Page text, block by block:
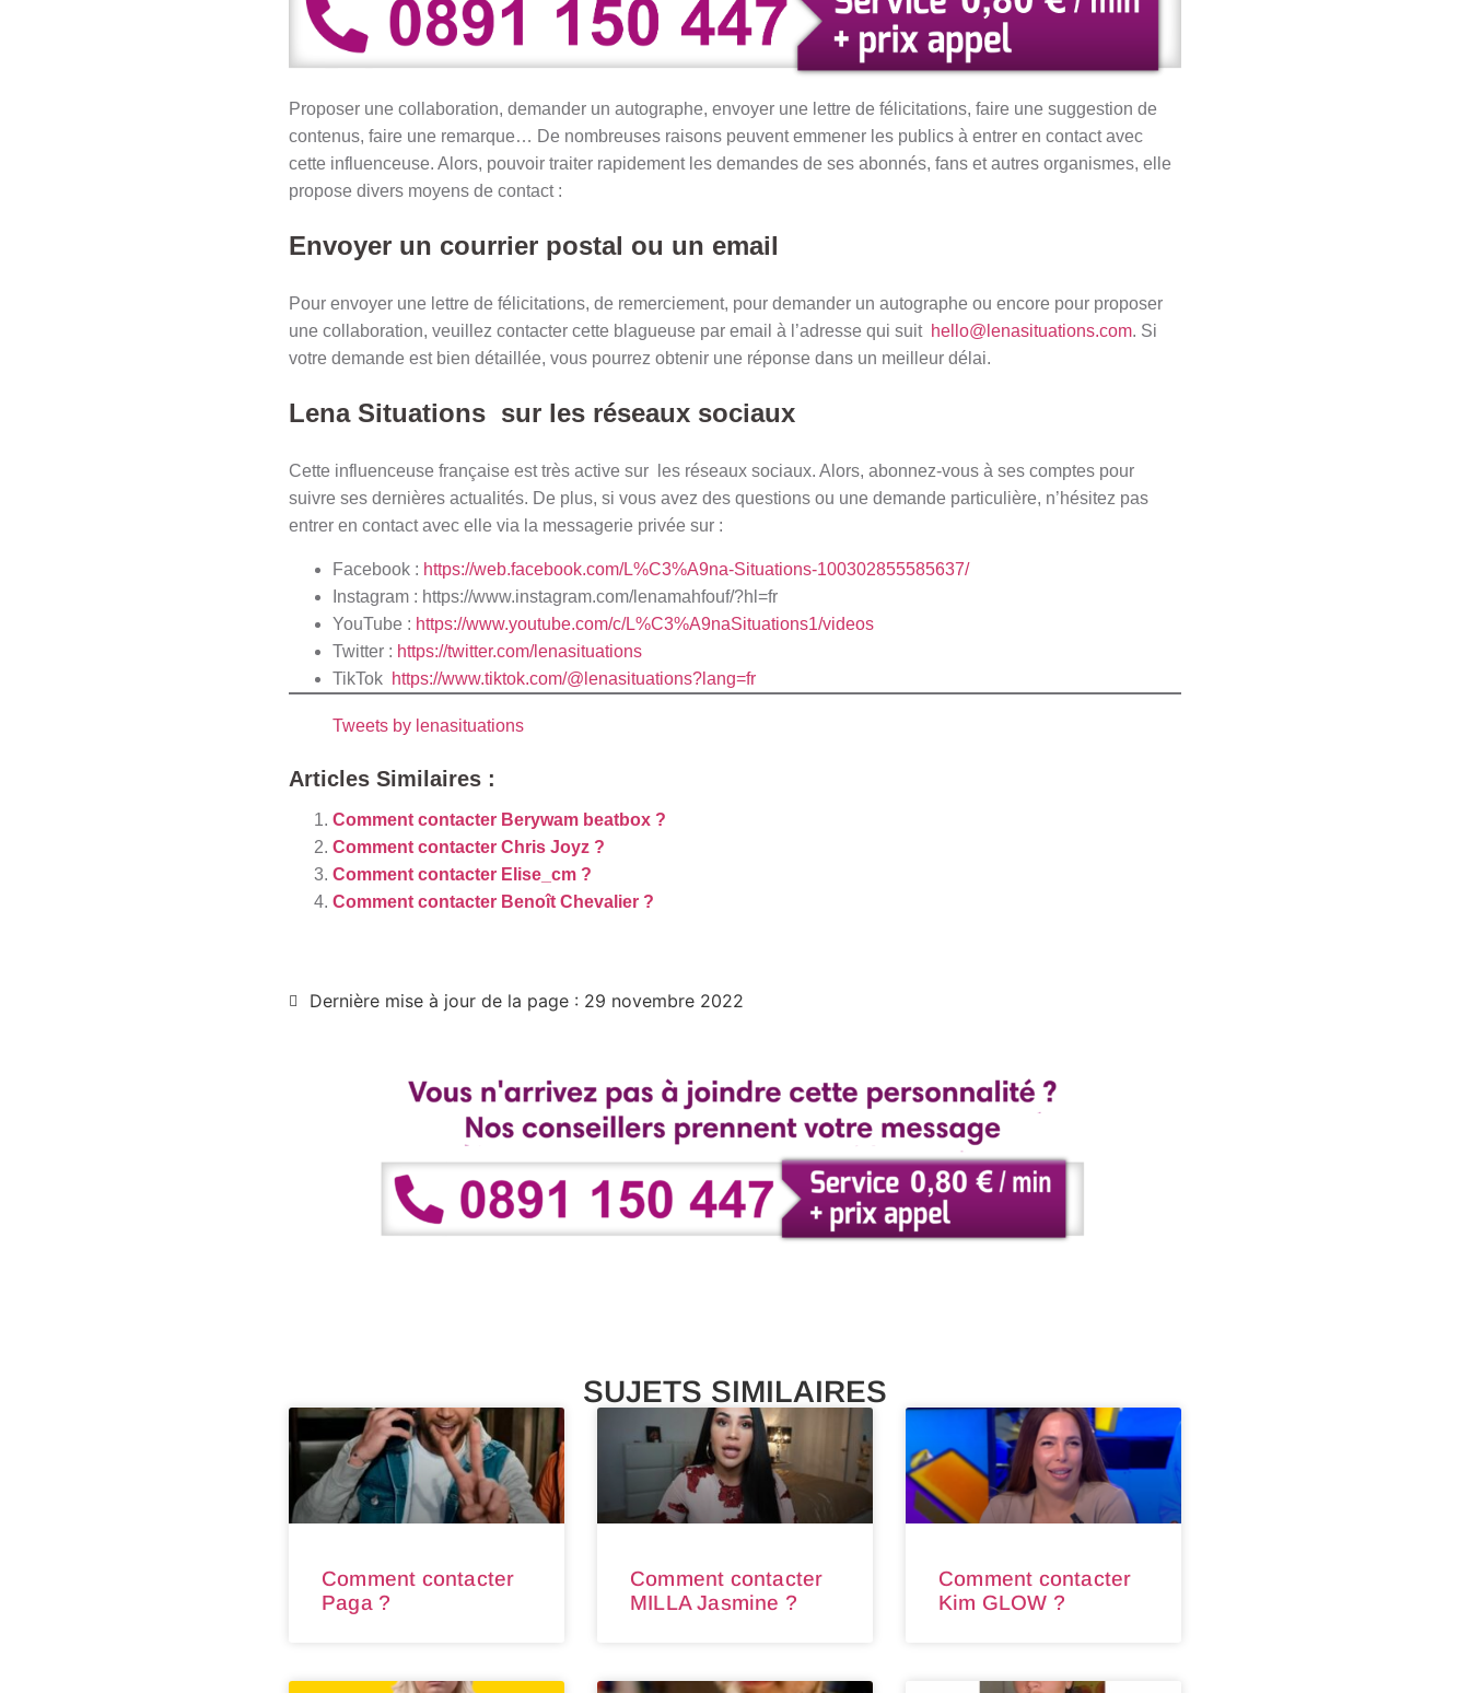
Proposer une collaboration, demander un autographe, envoyer une lettre de félicitations, faire une suggestion de
contenus, faire une remarque… De nombreuses raisons peuvent emmener les publics à entrer en contact avec
cette influenceuse. Alors, pouvoir traiter rapidement les demandes de ses abonnés, fans et autres organismes, elle
propose divers moyens de contact :
Envoyer un courrier postal ou un email
Pour envoyer une lettre de félicitations, de remerciement, pour demander un autographe ou encore pour proposer
une collaboration, veuillez contacter cette blagueuse par email à l’adresse qui suit hello@lenasituations.com. Si
votre demande est bien détaillée, vous pourrez obtenir une réponse dans un meilleur délai.
Lena Situations sur les réseaux sociaux
Cette influenceuse française est très active sur les réseaux sociaux. Alors, abonnez-vous à ses comptes pour
suivre ses dernières actualités. De plus, si vous avez des questions ou une demande particulière, n’hésitez pas
entrer en contact avec elle via la messagerie privée sur :
Facebook : https://web.facebook.com/L%C3%A9na-Situations-100302855585637/
Instagram : https://www.instagram.com/lenamahfouf/?hl=fr
YouTube : https://www.youtube.com/c/L%C3%A9naSituations1/videos
Twitter : https://twitter.com/lenasituations
TikTok https://www.tiktok.com/@lenasituations?lang=fr
Tweets by lenasituations
Articles Similaires :
Comment contacter Berywam beatbox ?
Comment contacter Chris Joyz ?
Comment contacter Elise_cm ?
Comment contacter Benoît Chevalier ?
Dernière mise à jour de la page : 29 novembre 2022
SUJETS SIMILAIRES
Comment contacter
Paga ?
Comment contacter
MILLA Jasmine ?
Comment contacter
Kim GLOW ?